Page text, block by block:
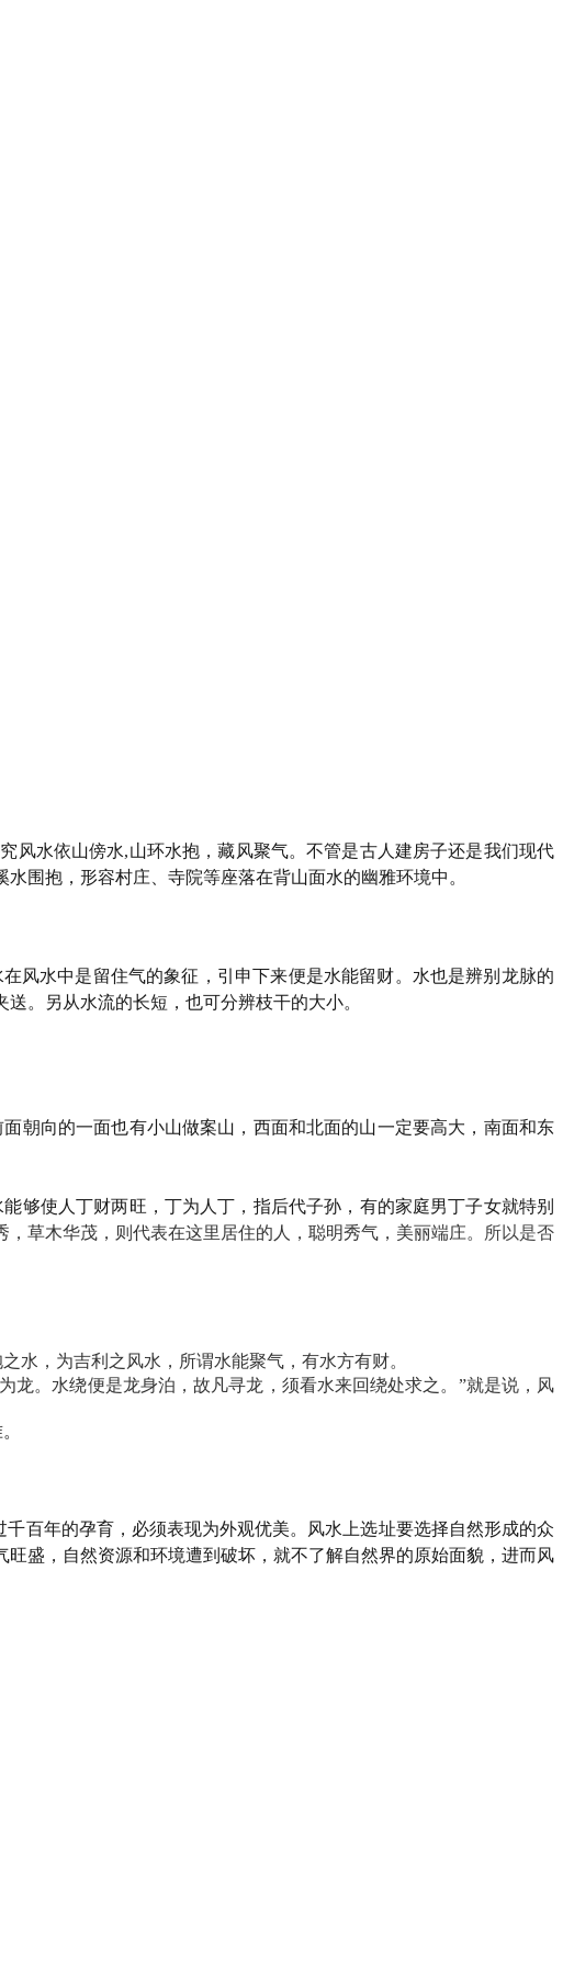
风水依山傍水,山环水抱，藏风聚气。不管是古人建房子还是我们现代
围抱，形容村庄、寺院等座落在背山面水的幽雅环境中。
风水中是留住气的象征，引申下来便是水能留财。水也是辨别龙脉的
。另从水流的长短，也可分辨枝干的大小。
朝向的一面也有小山做案山，西面和北面的山一定要高大，南面和东
够使人丁财两旺，丁为人丁，指后代子孙，有的家庭男丁子女就特别
草木华茂，则代表在这里居住的人，聪明秀气，美丽端庄。
所以是否
水，为吉利之风水，所谓水能聚气，有水方有财。
龙。 水绕便是龙身泊，故凡寻龙，须看水来回绕处求之。 ”就是说，风
百年的孕育，必须表现为外观优美。风水上选址要选择自然形成的众
盛，自然资源和环境遭到破坏，就不了解自然界的原始面貌，进而风